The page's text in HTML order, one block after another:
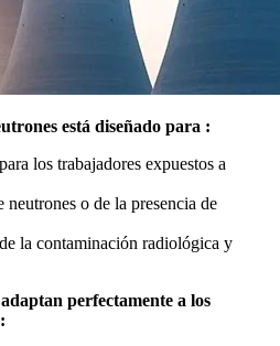
está diseñado para :
los trabajadores expuestos a
neutrones o de la presencia de
la contaminación radiológica y
perfectamente a los
: